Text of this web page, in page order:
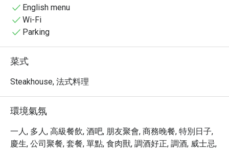
・品嚐頂級和牛牛排、鮮甜龍蝦、經典凱薩沙拉及香濃松
露馬鈴薯泥等招牌美食，搭配一系列精心調製的烈酒、葡
萄酒與雞尾酒，盡享極致味蕾饗宴。餐廳提供全套酒吧服
・透過 Eatigo 預訂 Rib Room & Bar Steakhouse，獨享最
高 5 折優惠，輕鬆規劃您的頂級用餐體驗。
English menu
Wi-Fi
Parking
菜式
Steakhouse, 法式料理
環境氣氛
一人, 多人, 高級餐飲, 酒吧, 朋友聚會, 商務晚餐, 特別日子,
慶生, 公司聚餐, 套餐, 單點, 食肉獸, 調酒好正, 調酒, 威士忌,